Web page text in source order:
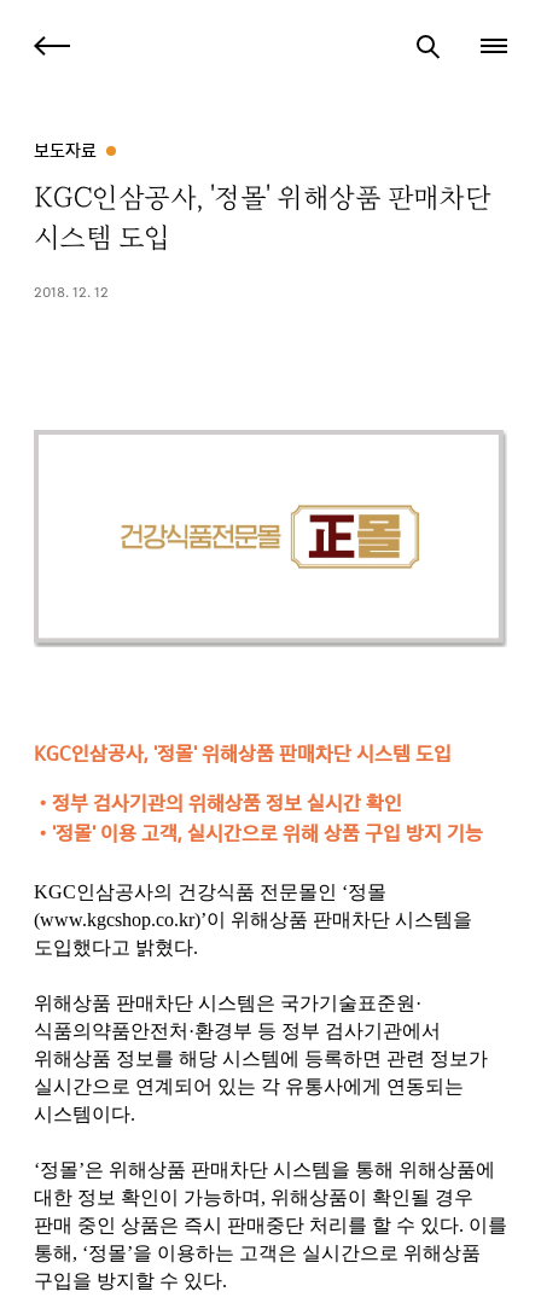
보도자료
KGC인삼공사, '정몰' 위해상품 판매차단
시스템 도입
2018. 12. 12
KGC인삼공사, '정몰' 위해상품 판매차단 시스템 도입
•정부 검사기관의 위해상품 정보 실시간 확인
•'정몰' 이용 고객, 실시간으로 위해 상품 구입 방지 기능
KGC인삼공사의 건강식품 전문몰인 ‘정몰
(www.kgcshop.co.kr)’이
위해상품 판매차단 시스템을
도입했다고 밝혔다.
위해상품 판매차단 시스템은 국가기술표준원·
식품의약품안전처·환경부 등 정부 검사기관에서
위해상품 정보를 해당 시스템에 등록하면 관련 정보가
실시간으로 연계되어 있는 각 유통사에게 연동되는
시스템이다.
‘정몰’은 위해상품 판매차단 시스템을 통해 위해상품에
대한 정보 확인이 가능하며, 위해상품이 확인될 경우
판매 중인 상품은 즉시 판매중단 처리를 할 수 있다. 이를
통해, ‘정몰’을 이용하는 고객은 실시간으로 위해상품
구입을 방지할 수 있다.